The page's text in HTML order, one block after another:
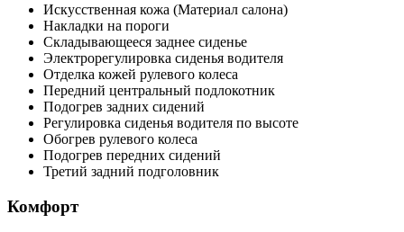
Искусственная кожа (Материал салона)
Накладки на пороги
Складывающееся заднее сиденье
Электрорегулировка сиденья водителя
Отделка кожей рулевого колеса
Передний центральный подлокотник
Подогрев задних сидений
Регулировка сиденья водителя по высоте
Обогрев рулевого колеса
Подогрев передних сидений
Третий задний подголовник
Комфорт